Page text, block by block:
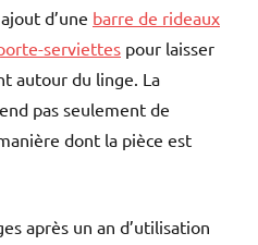
d’une barre de rideaux
serviettes pour laisser
autour du linge. La
pas seulement de
dont la pièce est
après un an d’utilisation